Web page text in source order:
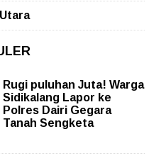
Rugi puluhan Juta! Warga
Sidikalang Lapor ke
Polres Dairi Gegara
Tanah Sengketa